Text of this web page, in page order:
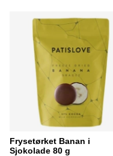
Frysetørket Banan i
Sjokolade 80 g